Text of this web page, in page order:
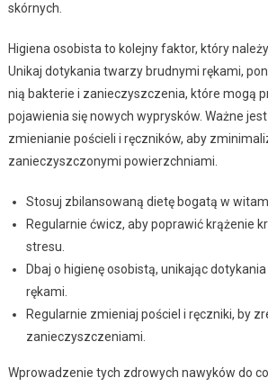
skórnych.
Higiena osobista to kolejny faktor, który
Unikaj dotykania twarzy brudnymi rękami,
nią bakterie i zanieczyszczenia, które mogą
pojawienia się nowych wyprysków. Ważne
zmienianie pościeli i ręczników, aby
zanieczyszczonymi powierzchniami.
Stosuj zbilansowaną dietę bogatą w
Regularnie ćwicz, aby poprawić krążenie
stresu.
Dbaj o higienę osobistą, unikając
rękami.
Regularnie zmieniaj pościel i ręczniki, by
zanieczyszczeniami.
Wprowadzenie tych zdrowych nawyków do